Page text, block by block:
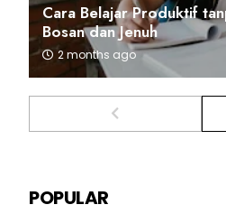
Cara Belajar Produktif
Bosan dan Jenuh
2 months ago
POPULAR